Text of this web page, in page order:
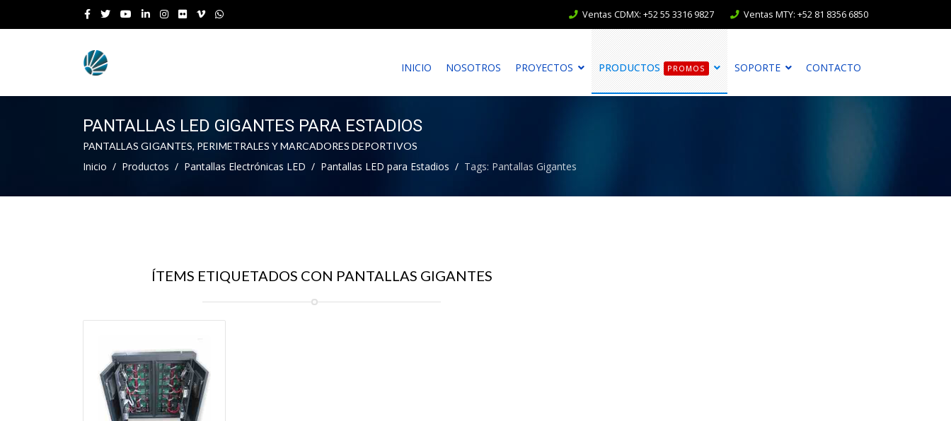
Ventas CDMX: +52 55 3316 9827 Ventas MTY: +52 81 8356 6850
INICIO NOSOTROS PROYECTOS PRODUCTOS PROMOS SOPORTE CONTACTO
PANTALLAS LED GIGANTES PARA ESTADIOS
PANTALLAS GIGANTES, PERIMETRALES Y MARCADORES DEPORTIVOS
Inicio Productos Pantallas Electrónicas LED Pantallas LED para Estadios Tags: Pantallas Gigantes
ÍTEMS ETIQUETADOS CON PANTALLAS GIGANTES